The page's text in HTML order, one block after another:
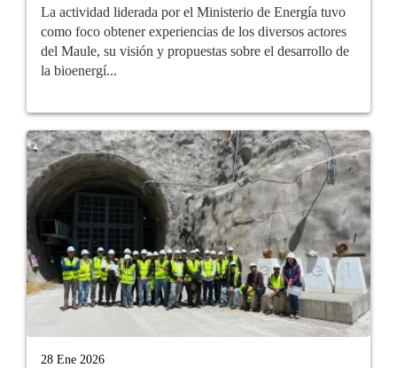
La actividad liderada por el Ministerio de Energía tuvo
como foco obtener experiencias de los diversos actores
del Maule, su visión y propuestas sobre el desarrollo de
la bioenergí...
28 Ene 2026